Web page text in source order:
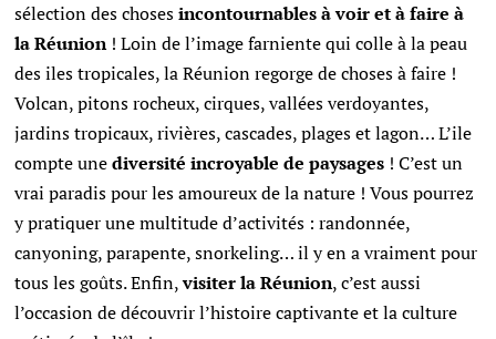
sélection des chosesincontournables à voir et à faire à
la Réunion!Loin de l’image farniente qui colle à la peau
des iles tropicales, la Réunion regorge de choses à faire !
Volcan,pitons rocheux, cirques, vallées verdoyantes,
jardins tropicaux, rivières, cascades, plages et lagon… L’ile
compte unediversité incroyable de paysages ! C’est un
vrai paradis pour les amoureux de la nature ! Vous pourrez
y pratiquer une multitude d’activités : randonnée,
canyoning, parapente, snorkeling… il y en a vraiment pour
tous les goûts. Enfin,visiter la Réunion, c’est aussi
l’occasion de découvrir l’histoire captivante et la culture